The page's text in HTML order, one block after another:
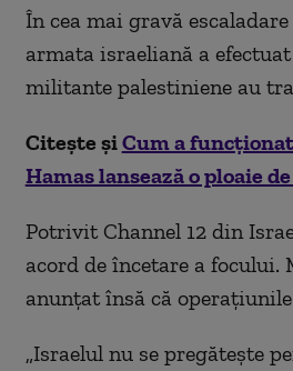
În cea mai gravă
armata israeliană a
militante palestiniene au
Citește șiCum a
Hamas lansează o ploaie
Potrivit Channel 12 din
acord de încetare a
anunțat însă că
„Israelul nu se pregătește